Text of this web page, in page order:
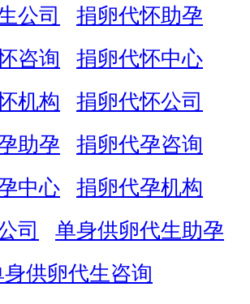
公司
捐卵代怀助孕
咨询
捐卵代怀中心
机构
捐卵代怀公司
助孕
捐卵代孕咨询
中心
捐卵代孕机构
司
单身供卵代生助孕
身供卵代生咨询